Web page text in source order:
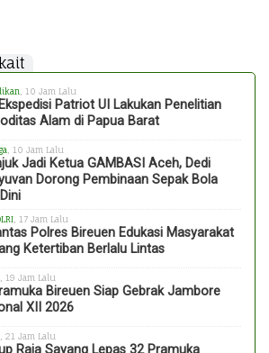
, 10 Jam Lalu
Patriot UI Lakukan Penelitian
Alam di Papua Barat
, 10 Jam Lalu
Jadi Ketua GAMBASI Aceh, Dedi
Dorong Pembinaan Sepak Bola
, 17 Jam Lalu
Polres Bireuen Edukasi Masyarakat
Ketertiban Berlalu Lintas
, 19 Jam Lalu
Bireuen Siap Gebrak Jambore
XII 2026
, 21 Jam Lalu
Raja Sayang Lepas 32 Pramuka